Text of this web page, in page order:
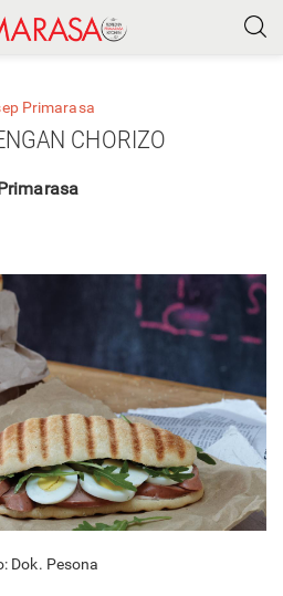
Primarasa
CHORIZO
Dok. Pesona